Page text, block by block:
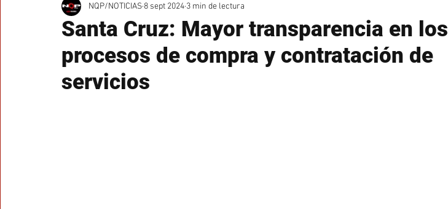
Santa Cruz: Mayor transparencia en los
procesos de compra y contratación de
servicios
NQP/NOTICIAS 8 sept 2024 3 min de lectura